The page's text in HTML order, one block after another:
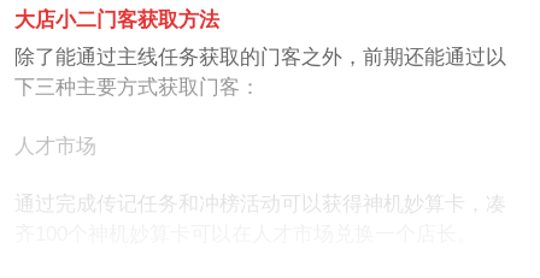
大店小二门客获取方法
除了能通过主线任务获取的门客之外，前期还能通过以
下三种主要方式获取门客：
人才市场
通过完成传记任务和冲榜活动可以获得神机妙算卡，凑